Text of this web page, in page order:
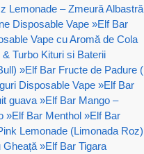
Lemonade – Zmeură Albastră
Disposable Vape »Elf Bar
Vape cu Aromă de Cola
Turbo Kituri si Baterii
»Elf Bar Fructe de Padure (
Disposable Vape »Elf Bar
guava »Elf Bar Mango –
»Elf Bar Menthol »Elf Bar
Lemonade (Limonada Roz)
Gheață »Elf Bar Tigara